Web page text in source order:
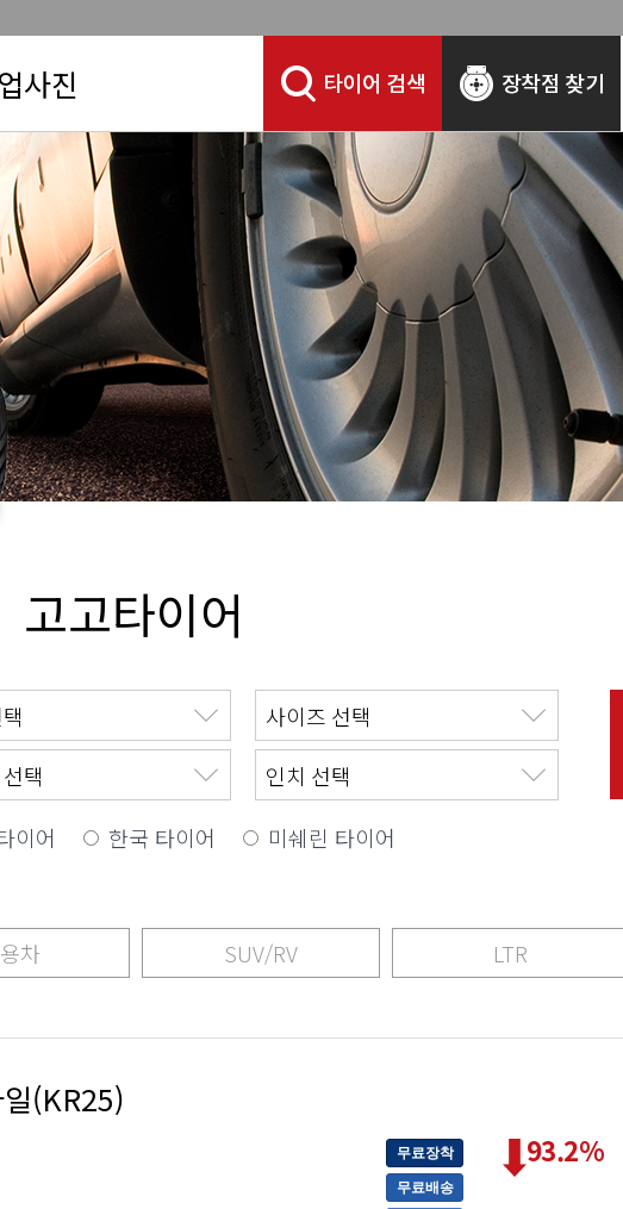
사진
고고타이어
이어 한국 타이어 미쉐린 타이어
차 SUV/RV LTR
(KR25)
무료장착
무료배송
93.2%